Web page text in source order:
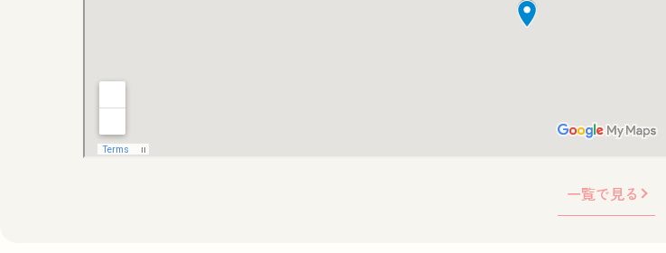
一覧で見る